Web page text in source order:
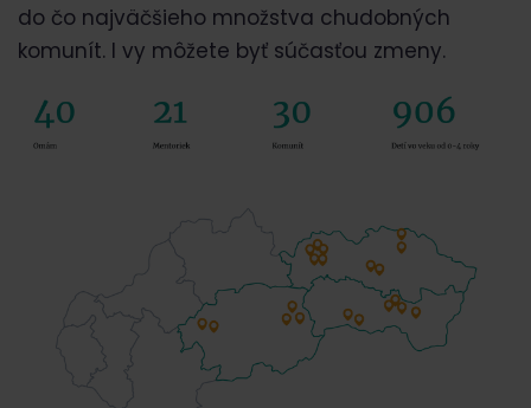
do čo najväčšieho množstva chudobných
komunít. I vy môžete byť súčasťou zmeny.